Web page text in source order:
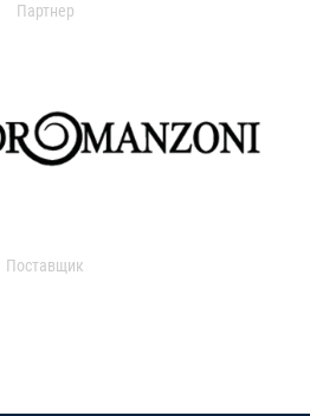
Партнер
Поставщик